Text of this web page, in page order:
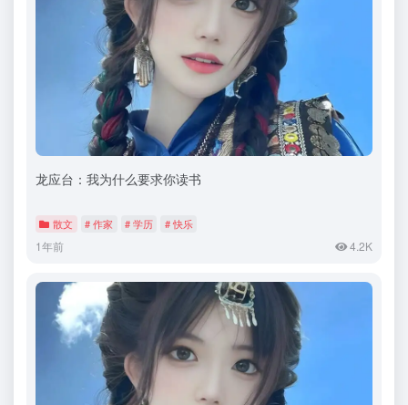
龙应台：我为什么要求你读书
散文 # 作家 # 学历 # 快乐
1年前 4.2K